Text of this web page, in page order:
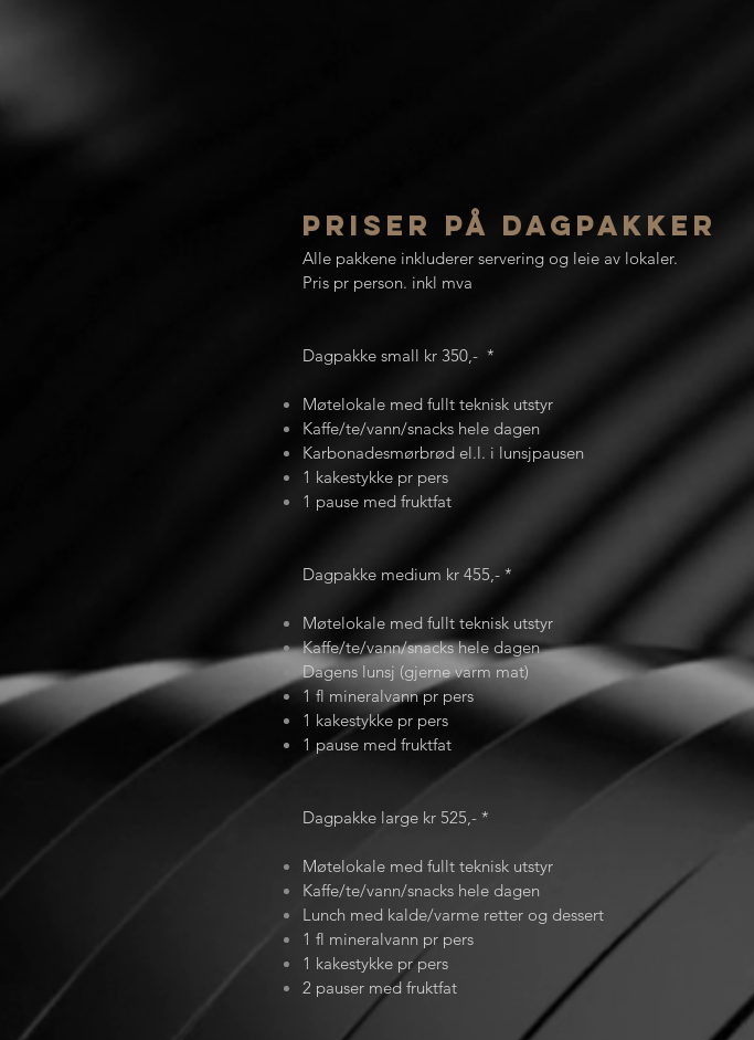
Priser på dagpakker
Alle pakkene inkluderer servering og leie av lokaler.
Pris pr person. inkl mva
Dagpakke small kr 350,- *
Møtelokale med fullt teknisk utstyr
Kaffe/te/vann/snacks hele dagen
Karbonadesmørbrød el.l. i lunsjpausen
1 kakestykke pr pers
1 pause med fruktfat
Dagpakke medium kr 455,- *
Møtelokale med fullt teknisk utstyr
Kaffe/te/vann/snacks hele dagen
Dagens lunsj (gjerne varm mat)
1 fl mineralvann pr pers
1 kakestykke pr pers
1 pause med fruktfat
Dagpakke large kr 525,- *
Møtelokale med fullt teknisk utstyr
Kaffe/te/vann/snacks hele dagen
Lunch med kalde/varme retter og dessert
1 fl mineralvann pr pers
1 kakestykke pr pers
2 pauser med fruktfat